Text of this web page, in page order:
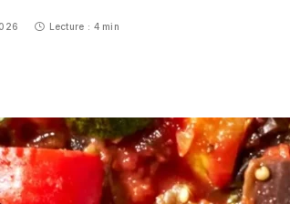
Lecture : 4 min